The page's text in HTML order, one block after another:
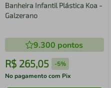
Banheira Infantil Plástica Koa -
Galzerano
9.300 pontos
R$ 265,05 -5%
No pagamento com Pix